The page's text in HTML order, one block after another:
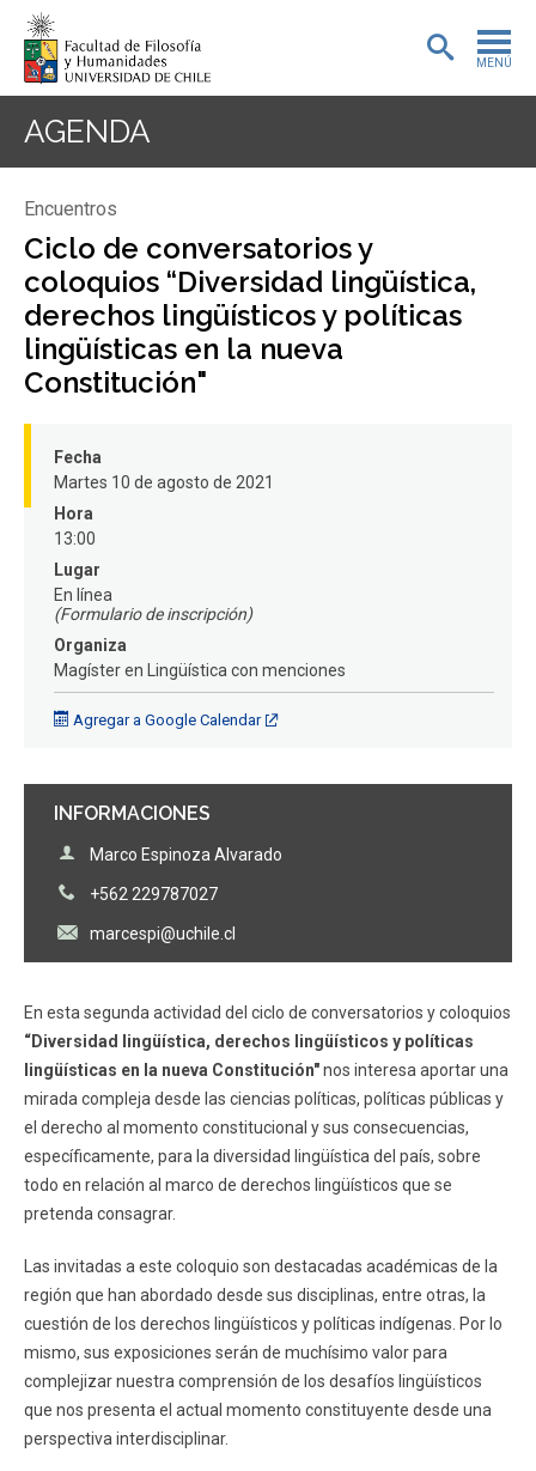
MENÚ
POSTGRADO
INVESTIGACIÓN
Estudiantes
Académicos
AGENDA
Encuentros
Ciclo de conversatorios y
coloquios “Diversidad lingüística,
derechos lingüísticos y políticas
lingüísticas en la nueva
Constitución"
INFORMACIONES
Marco Espinoza Alvarado
+562 229787027
marcespi@uchile.cl
Fecha
Martes 10 de agosto de 2021
Hora
13:00
Lugar
En línea
(Formulario de inscripción)
Organiza
Magíster en Lingüística con menciones
Agregar a Google Calendar
En esta segunda actividad del ciclo de conversatorios y coloquios
“Diversidad lingüística, derechos lingüísticos y políticas
lingüísticas en la nueva Constitución"nos interesa aportar una
mirada compleja desde las ciencias políticas, políticas públicas y
el derecho al momento constitucional y sus consecuencias,
específicamente, para la diversidad lingüística del país, sobre
todo en relación al marco de derechos lingüísticos que se
pretenda consagrar.
Las invitadas a este coloquio son destacadas académicas de la
región que han abordado desde sus disciplinas, entre otras, la
cuestión de los derechos lingüísticos y políticas indígenas. Por lo
mismo, sus exposiciones serán de muchísimo valor para
complejizar nuestra comprensión de los desafíos lingüísticos
que nos presenta el actual momento constituyente desde una
perspectiva interdisciplinar.